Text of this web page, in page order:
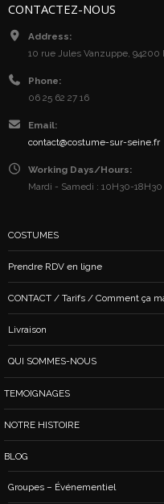
CONTACTEZ-NOUS
Address:
10 rue Jules Vanzuppe, 94200
Phone:
06 25 62 27 16
Email:
contact@costume-sur-seine.fr
Working Days/Hours:
Mardi - Samedi : 10H30-
COSTUMES
Prendre RDV en ligne
CONTACT / Tarifs / Comment ça
Livraison
QUI SOMMES-NOUS
TEMOIGNAGES
NOTRE HISTOIRE
BLOG
Groupes – Événementiel